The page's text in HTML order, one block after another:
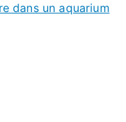
dans un aquarium